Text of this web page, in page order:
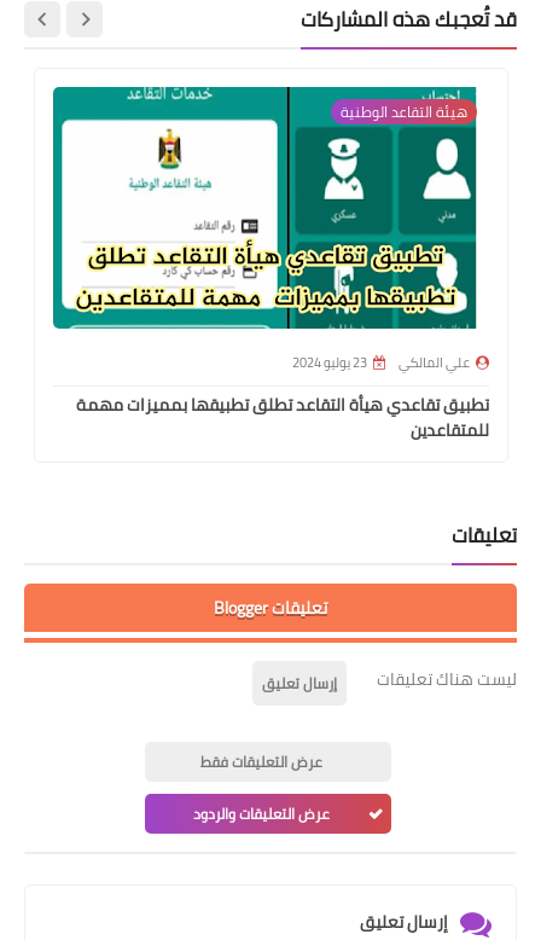
قد تُعجبك هذه المشاركات
هيئة التقاعد الوطنية
علي المالكي 23 يوليو 2024
تطبيق تقاعدي هيأة التقاعد تطلق تطبيقها بمميزات مهمة
للمتقاعدين
تعليقات
تعليقات Blogger
ليست هناك تعليقات إرسال تعليق
عرض التعليقات فقط
عرض التعليقات والردود
إرسال تعليق